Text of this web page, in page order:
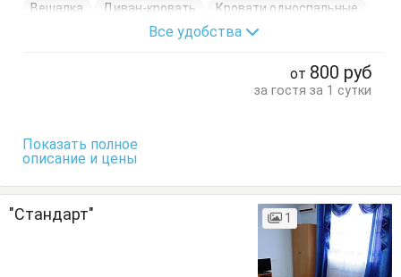
Вешалка
Диван-кровать
Кровати односпальные
Кровать двуспальная
Стол Стулья
Все удобства
от 800 руб
за гостя за 1 сутки
Показать полное
описание и цены
"Стандарт" 1